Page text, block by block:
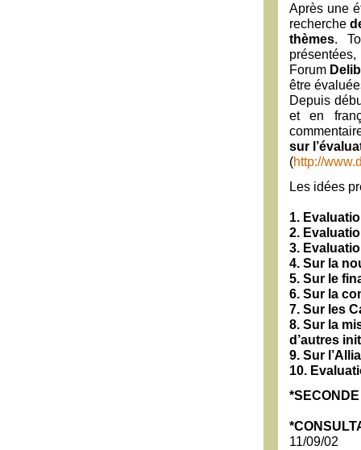
Après une
recherche
thèmes.
Forum
être
Depuis
et en
sur
(http://
Les idées
1.
2.
3.
4. Sur la
5. Sur le
6. Sur la
7. Sur les
8. Sur la
d’autres
9. Sur
10.
11/09/02